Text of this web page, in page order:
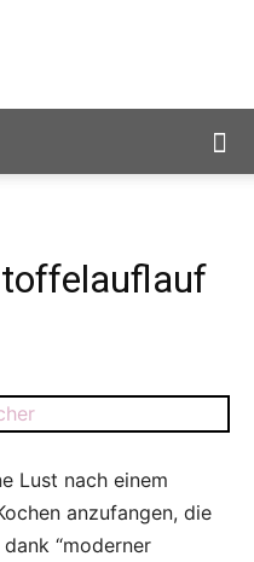
Reiseblog
For
One
Lust nach einem
anzufangen, die
“moderner